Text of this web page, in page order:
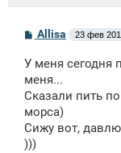
С
б
щ
н
и
Allisa 23 фев
У меня сегодня
меня...
Сказали пить
морса)
Сижу вот,
)))